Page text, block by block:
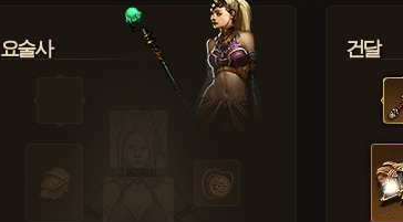
요술사 건달